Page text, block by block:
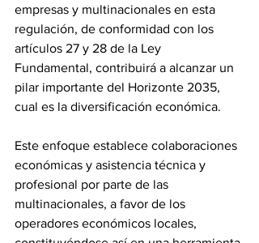
empresas y multinacionales en esta
regulación, de conformidad con los
artículos 27 y 28 de la Ley
Fundamental, contribuirá a alcanzar un
pilar importante del Horizonte 2035,
cual es la diversificación económica.
‎Este enfoque establece colaboraciones
económicas y asistencia técnica y
profesional por parte de las
multinacionales, a favor de los
operadores económicos locales,